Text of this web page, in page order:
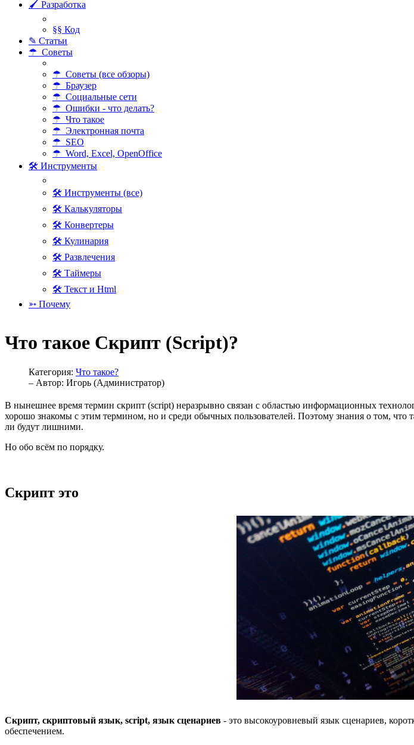
🖌 Разработка
§§ Код
✎ Статьи
☂ Советы
☂ Советы (все обзоры)
☂ Браузер
☂ Социальные сети
☂ Ошибки - что делать?
☂ Что такое
☂ Электронная почта
☂ SEO
☂ Word, Excel, OpenOffice
🛠 Инструменты
🛠 Инструменты (все)
🛠 Калькуляторы
🛠 Конвертеры
🛠 Кулинария
🛠 Развлечения
🛠 Таймеры
🛠 Текст и Html
➳ Почему
Что такое Скрипт (Script)?
Категория: Что такое?
– Автор: Игорь (Администратор)
В нынешнее время термин скрипт (script) неразрывно связан с областью информационных
хорошо знакомы с этим термином, но и среди обычных пользователей. Поэтому знания о том,
ли будут лишними.
Но обо всём по порядку.
Скрипт это
Скрипт, скриптовый язык, script, язык сценариев - это высокоуровневый язык сценариев,
обеспечением.